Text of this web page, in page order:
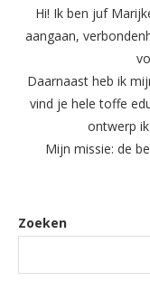
Hi! Ik ben juf
aangaan,
Daarnaast heb ik
vind je hele toffe
ontwerp
Mijn missie: de
Zoeken